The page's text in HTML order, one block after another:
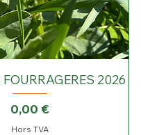
FOURRAGERES 2026
Prix
0,00 €
Hors TVA